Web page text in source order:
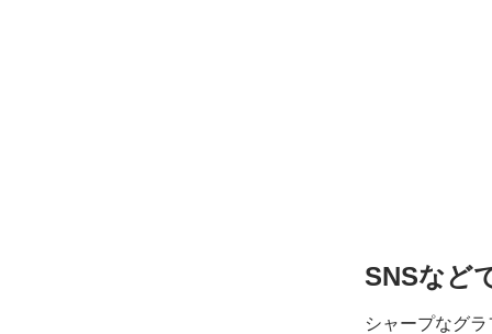
SNSなど
シャープなグラ